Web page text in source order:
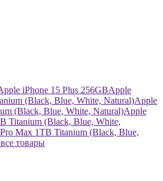
iPhone 15 Plus 256GBApple
(Black, Blue, White, Natural)Apple
(Black, Blue, White, Natural)Apple
Titanium (Black, Blue, White,
Max 1TB Titanium (Black, Blue,
товары